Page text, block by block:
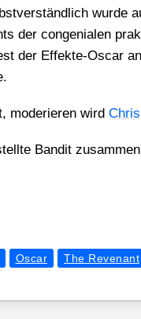
wur­de
der con­ge­nia­len
der Effek­te-Oscar
mode­rie­ren wird
Ban­dit
Oscar The Revenant